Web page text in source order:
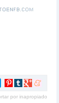
Compartir
Pinterest
Compartir
tumblr
Compartir
Google+
Compartir
meneame
por inapropiado